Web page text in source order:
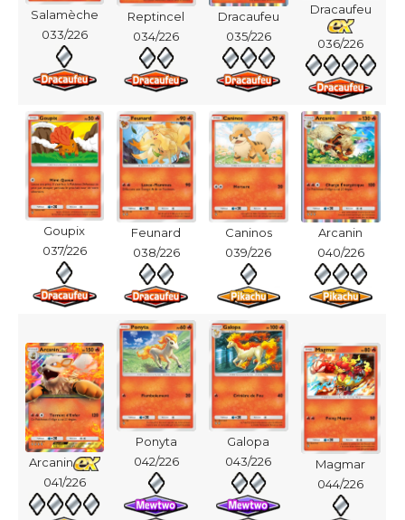
Salamèche
033/226
Reptincel
034/226
Dracaufeu
035/226
Dracaufeu
036/226
Goupix
037/226
Feunard
038/226
Caninos
039/226
Arcanin
040/226
Arcanin
041/226
Ponyta
042/226
Galopa
043/226
Magmar
044/226